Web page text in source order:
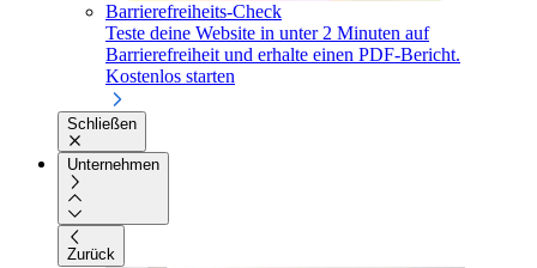
Barrierefreiheits-Check
Teste deine Website in unter 2 Minuten auf
Barrierefreiheit und erhalte einen PDF-Bericht.
Kostenlos starten
Schließen
Unternehmen
Zurück